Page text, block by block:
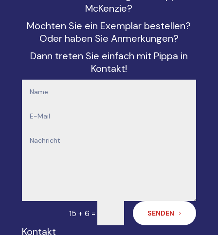
McKenzie?
Möchten Sie ein Exemplar bestellen?
Oder haben Sie Anmerkungen?
Dann treten Sie einfach mit Pippa in
Kontakt!
15 + 6 = SENDEN
Kontakt